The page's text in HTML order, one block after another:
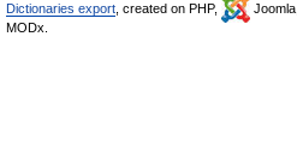
Dictionaries export , created on PHP, Joomla,
MODx.